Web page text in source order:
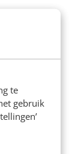
te
gebruik